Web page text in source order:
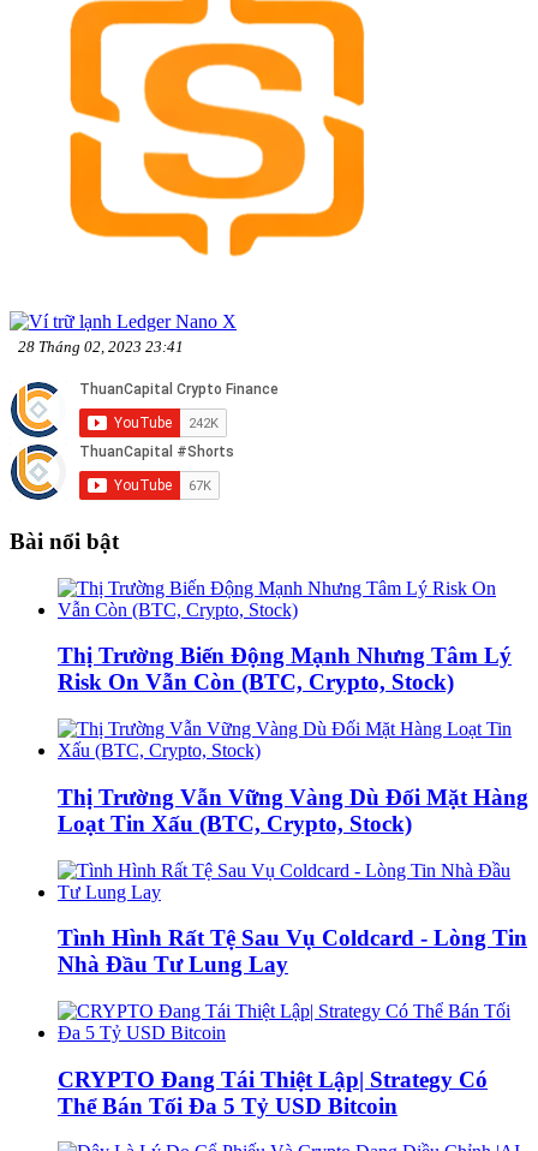
28 Tháng 02, 2023 23:41
Bài nổi bật
Thị Trường Biến Động Mạnh Nhưng Tâm Lý
Risk On Vẫn Còn (BTC, Crypto, Stock)
Thị Trường Vẫn Vững Vàng Dù Đối Mặt Hàng
Loạt Tin Xấu (BTC, Crypto, Stock)
Tình Hình Rất Tệ Sau Vụ Coldcard - Lòng Tin
Nhà Đầu Tư Lung Lay
CRYPTO Đang Tái Thiệt Lập| Strategy Có
Thể Bán Tối Đa 5 Tỷ USD Bitcoin